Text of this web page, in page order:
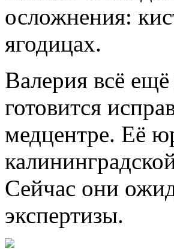
осложнения:
ягодицах.
Валерия всё ещё
готовится
медцентре. Её
Сейчас они
экспертизы.